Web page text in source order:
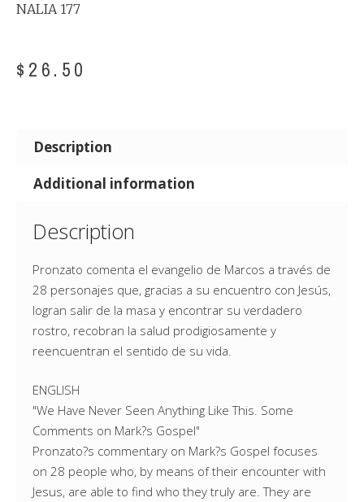
NALIA 177
$ 26.50
Description
Additional information
Description
Pronzato comenta el evangelio de Marcos a través de
28 personajes que, gracias a su encuentro con Jesús,
logran salir de la masa y encontrar su verdadero
rostro, recobran la salud prodigiosamente y
reencuentran el sentido de su vida.
ENGLISH
"We Have Never Seen Anything Like This. Some
Comments on Mark?s Gospel"
Pronzato?s commentary on Mark?s Gospel focuses
on 28 people who, by means of their encounter with
Jesus, are able to find who they truly are. They are